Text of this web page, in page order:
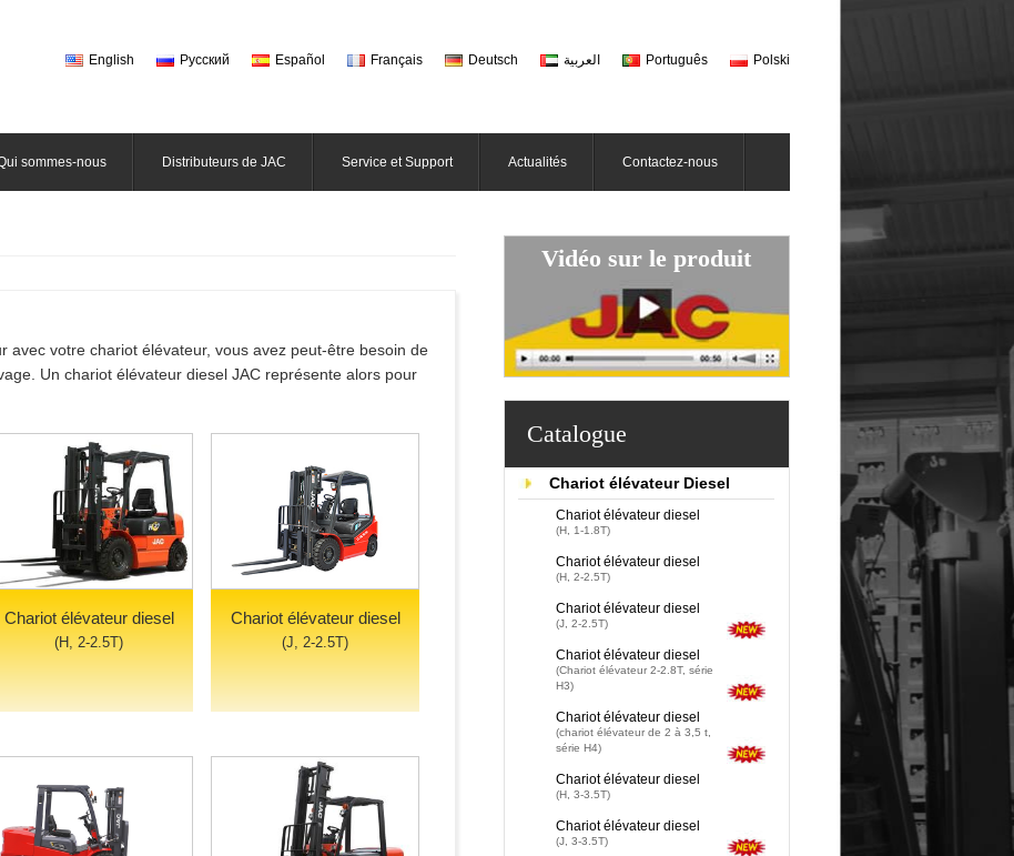
English Русский Español Français Deutsch العربية Português Polski
sommes-nous Distributeurs de JAC Service et Support Actualités Contactez-nous
Vidéo sur le produit
Catalogue
Chariot élévateur Diesel
Chariot élévateur diesel
(H, 1-1.8T)
Chariot élévateur diesel
(H, 2-2.5T)
Chariot élévateur diesel
(J, 2-2.5T)
Chariot élévateur diesel
(Chariot élévateur 2-2.8T, série
H3)
Chariot élévateur diesel
(chariot élévateur de 2 à 3,5 t,
série H4)
Chariot élévateur diesel
(H, 3-3.5T)
Chariot élévateur diesel
(J, 3-3.5T)
avec votre chariot élévateur, vous avez peut-être besoin de
Un chariot élévateur diesel JAC représente alors pour
Chariot élévateur diesel
(H, 2-2.5T)
Chariot élévateur diesel
(J, 2-2.5T)